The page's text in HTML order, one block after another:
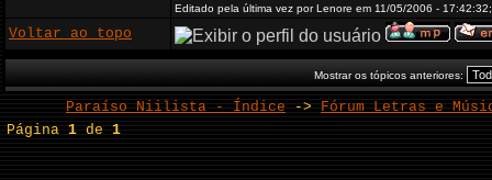
Editado pela última vez por Lenore em 11/05/2006 -
Voltar ao topo
Mostrar os tópicos anteriores:
Paraíso Niilista - Índice -> Fórum Letras e
Página1 de1